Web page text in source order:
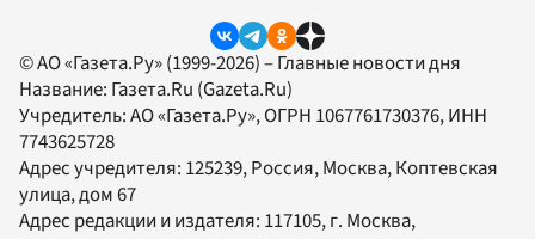
© АО «Газета.Ру» (1999-2026) – Главные новости дня
Название: Газета.Ru (Gazeta.Ru)
Учредитель:АО «Газета.Ру», ОГРН 1067761730376, ИНН
7743625728
Адрес учредителя: 125239, Россия, Москва, Коптевская
улица, дом 67
Адрес редакции и издателя: 117105, г. Москва,